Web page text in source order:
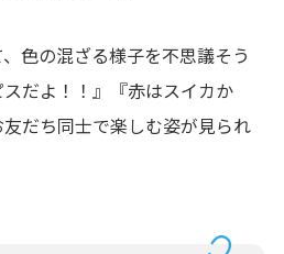
色の混ざる様子を不思議そう
だよ！！』『赤はスイカか
だち同士で楽しむ姿が見られ